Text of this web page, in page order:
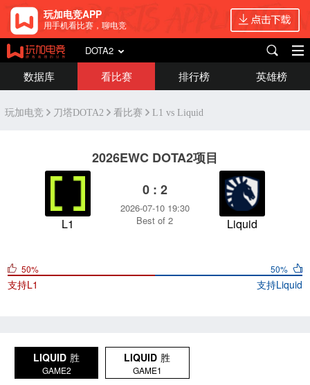
玩加电竞APP
用手机看比赛，聊电竞
DOTA2
数据库 看比赛 排行榜 英雄榜
玩加电竞 刀塔DOTA2 看比赛 L1 vs Liquid
2026EWC DOTA2项目
L1
0 : 2
2026-07-10 19:30
Best of 2
Liquid
50%
支持Liquid
50%
支持L1
LIQUID 胜
GAME2
LIQUID 胜
GAME1